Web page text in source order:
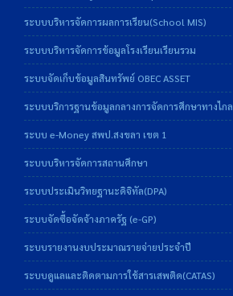
ระบบบริหารจัดการผลการเรียน(School MIS)
ระบบบริหารจัดการข้อมูลโรงเรียนเรียนรวม
ระบบจัดเก็บข้อมูลสินทรัพย์ OBEC ASSET
ระบบบริการฐานข้อมูลกลางการจัดการศึกษาทางไกล
ระบบ e-Money สพป.สงขลา เขต 1
ระบบบริหารจัดการสถานศึกษา
ระบบประเมินวิทยฐานะดิจิทัล(DPA)
ระบบจัดซื้อจัดจ้างภาครัฐ (e-GP)
ระบบรายงานงบประมาณรายจ่ายประจำปี
ระบบดูแลและติดตามการใช้สารเสพติด(CATAS)